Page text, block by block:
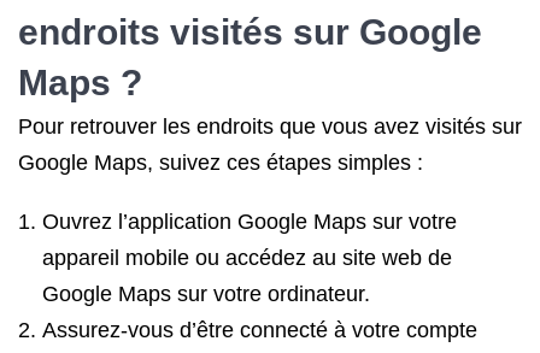
endroits visités sur Google
Maps ?
Pour retrouver les endroits que vous avez visités sur
Google Maps, suivez ces étapes simples :
Ouvrez l’application Google Maps sur votre
appareil mobile ou accédez au site web de
Google Maps sur votre ordinateur.
Assurez-vous d’être connecté à votre compte